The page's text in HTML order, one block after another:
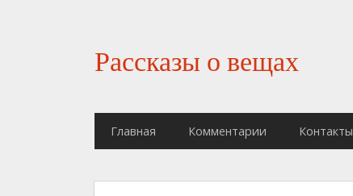
Рассказы о вещах
Главная Комментарии Контакты